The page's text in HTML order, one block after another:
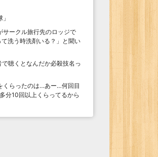
」
サークル旅行先のロッジで
て洗う時洗剤いる？」と聞い
聴くとなんだか必殺技名っ
くらったのは…あー…何回目
10回以上くらってるから